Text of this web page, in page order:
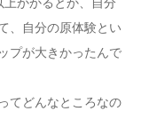
、自分の原体験とい
プが大きかったんで
てどんなところなの